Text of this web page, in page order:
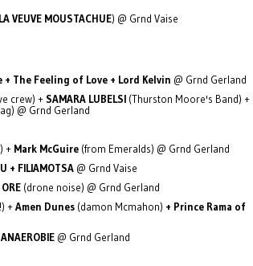
VEUVE MOUSTACHUE) @ Grnd Vaise
+ The Feeling of Love + Lord Kelvin @ Grnd Gerland
crew) + SAMARA LUBELSI (Thurston Moore's Band) +
@ Grnd Gerland
+ Mark McGuire (from Emeralds) @ Grnd Gerland
+ FILIAMOTSA @ Grnd Vaise
(drone noise) @ Grnd Gerland
+Amen Dunes (damon Mcmahon) + Prince Rama of
@ Grnd Gerland